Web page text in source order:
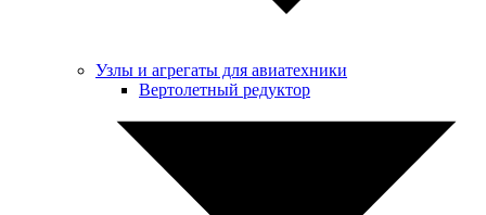
Узлы и агрегаты для авиатехники
Вертолетный редуктор